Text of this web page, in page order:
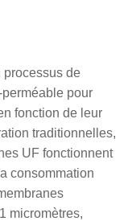
processus de
pour
fonction de leur
traditionnelles,
UF fonctionnent
consommation
micromètres,